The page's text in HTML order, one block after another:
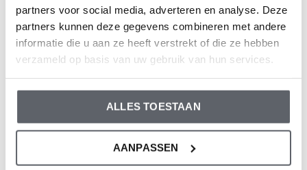
partners voor social media, adverteren en analyse. Deze
partners kunnen deze gegevens combineren met andere
informatie die u aan ze heeft verstrekt of die ze hebben
verzameld op basis van uw gebruik van hun services.
ALLES TOESTAAN
AANPASSEN
niet aan af. Een gegarandeerd succes bij oudere kindjes.
Ingrediënten
Basis: 2 rijpe bananen, 3 eieren, 100 gram volkoren